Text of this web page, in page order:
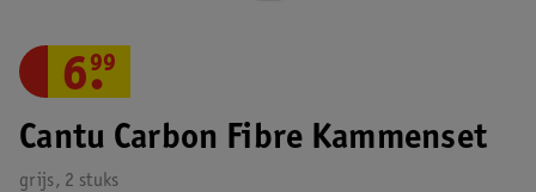
Cantu Carbon Fibre Kammenset
grijs, 2 stuks
6.
99